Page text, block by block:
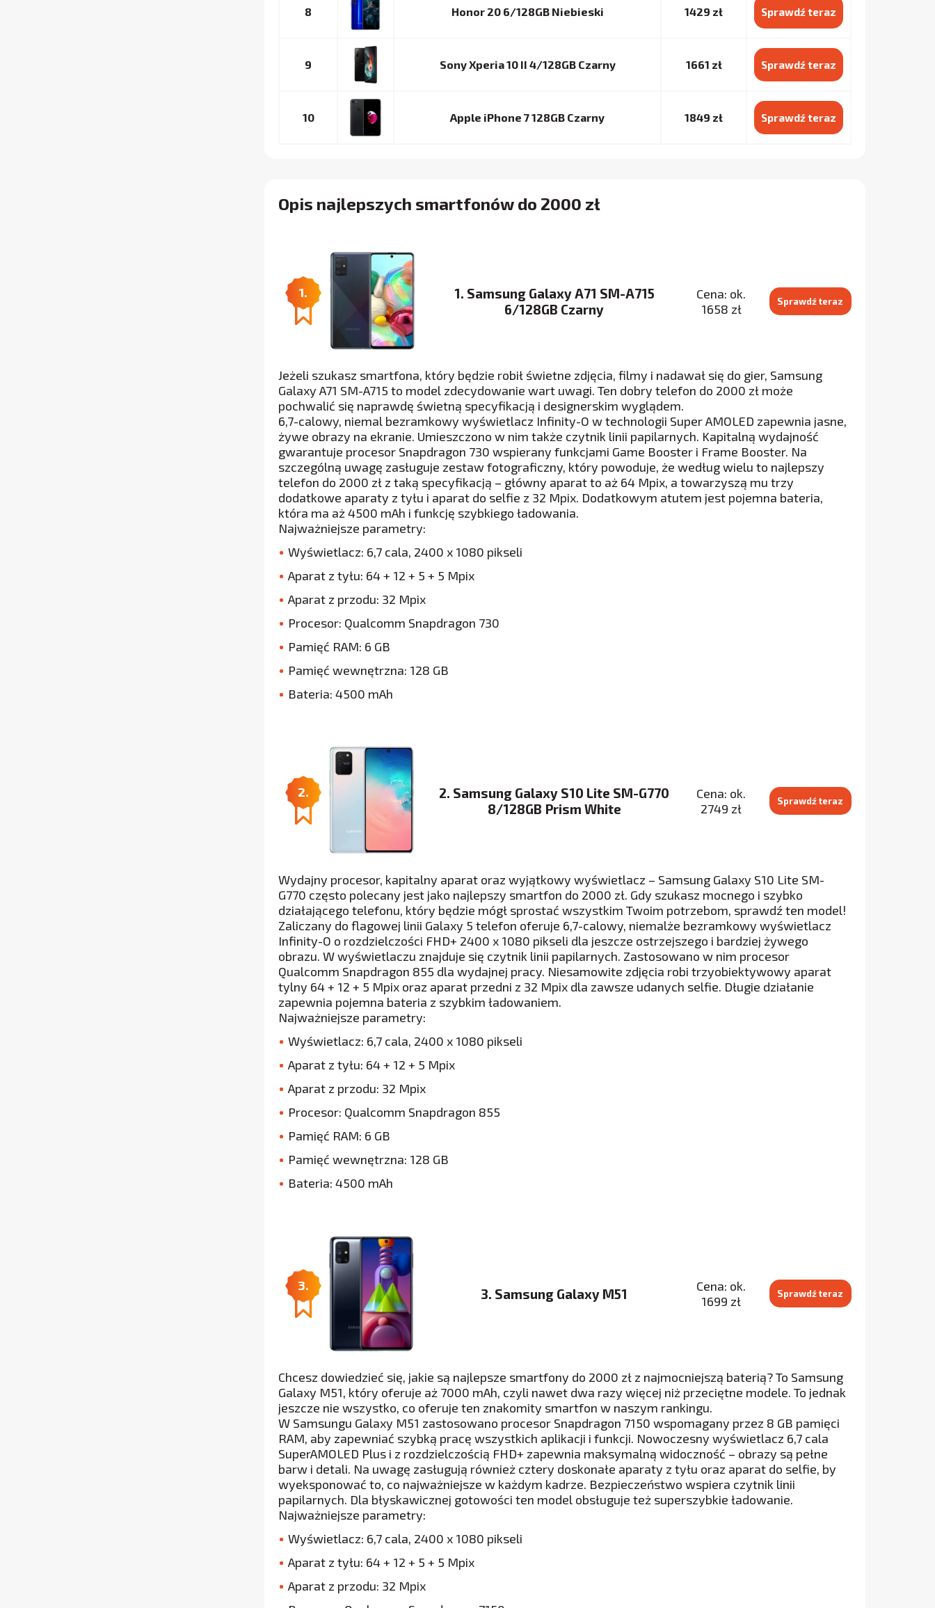
8 Honor 20 6/128GB Niebieski 1429 zł Sprawdź teraz
9 Sony Xperia 10 II 4/128GB Czarny 1661 zł Sprawdź teraz
10 Apple iPhone 7 128GB Czarny 1849 zł Sprawdź teraz
Opis najlepszych smartfonów do 2000 zł
1.
1. Samsung Galaxy A71 SM-A715
6/128GB Czarny
Cena: ok.
1658 zł
Sprawdź teraz
Jeżeli szukasz smartfona, który będzie robił świetne zdjęcia, filmy i nadawał się do gier, Samsung
Galaxy A71 SM-A715 to model zdecydowanie wart uwagi. Ten dobry telefon do 2000 zł może
pochwalić się naprawdę świetną specyfikacją i designerskim wyglądem.
6,7-calowy, niemal bezramkowy wyświetlacz Infinity-O w technologii Super AMOLED zapewnia jasne,
żywe obrazy na ekranie. Umieszczono w nim także czytnik linii papilarnych. Kapitalną wydajność
gwarantuje procesor Snapdragon 730 wspierany funkcjami Game Booster i Frame Booster. Na
szczególną uwagę zasługuje zestaw fotograficzny, który powoduje, że według wielu to najlepszy
telefon do 2000 zł z taką specyfikacją – główny aparat to aż 64 Mpix, a towarzyszą mu trzy
dodatkowe aparaty z tyłu i aparat do selfie z 32 Mpix. Dodatkowym atutem jest pojemna bateria,
która ma aż 4500 mAh i funkcję szybkiego ładowania.
Najważniejsze parametry:
Wyświetlacz: 6,7 cala, 2400 x 1080 pikseli
Aparat z tyłu: 64 + 12 + 5 + 5 Mpix
Aparat z przodu: 32 Mpix
Procesor: Qualcomm Snapdragon 730
Pamięć RAM: 6 GB
Pamięć wewnętrzna: 128 GB
Bateria: 4500 mAh
2.
2. Samsung Galaxy S10 Lite SM-G770
8/128GB Prism White
Cena: ok.
2749 zł
Sprawdź teraz
Wydajny procesor, kapitalny aparat oraz wyjątkowy wyświetlacz – Samsung Galaxy S10 Lite SM-
G770 często polecany jest jako najlepszy smartfon do 2000 zł. Gdy szukasz mocnego i szybko
działającego telefonu, który będzie mógł sprostać wszystkim Twoim potrzebom, sprawdź ten model!
Zaliczany do flagowej linii Galaxy 5 telefon oferuje 6,7-calowy, niemalże bezramkowy wyświetlacz
Infinity-O o rozdzielczości FHD+ 2400 x 1080 pikseli dla jeszcze ostrzejszego i bardziej żywego
obrazu. W wyświetlaczu znajduje się czytnik linii papilarnych. Zastosowano w nim procesor
Qualcomm Snapdragon 855 dla wydajnej pracy. Niesamowite zdjęcia robi trzyobiektywowy aparat
tylny 64 + 12 + 5 Mpix oraz aparat przedni z 32 Mpix dla zawsze udanych selfie. Długie działanie
zapewnia pojemna bateria z szybkim ładowaniem.
Najważniejsze parametry:
Wyświetlacz: 6,7 cala, 2400 x 1080 pikseli
Aparat z tyłu: 64 + 12 + 5 Mpix
Aparat z przodu: 32 Mpix
Procesor: Qualcomm Snapdragon 855
Pamięć RAM: 6 GB
Pamięć wewnętrzna: 128 GB
Bateria: 4500 mAh
3.
3. Samsung Galaxy M51
Cena: ok.
1699 zł
Sprawdź teraz
Chcesz dowiedzieć się, jakie są najlepsze smartfony do 2000 zł z najmocniejszą baterią? To Samsung
Galaxy M51, który oferuje aż 7000 mAh, czyli nawet dwa razy więcej niż przeciętne modele. To jednak
jeszcze nie wszystko, co oferuje ten znakomity smartfon w naszym rankingu.
W Samsungu Galaxy M51 zastosowano procesor Snapdragon 7150 wspomagany przez 8 GB pamięci
RAM, aby zapewniać szybką pracę wszystkich aplikacji i funkcji. Nowoczesny wyświetlacz 6,7 cala
SuperAMOLED Plus i z rozdzielczością FHD+ zapewnia maksymalną widoczność – obrazy są pełne
barw i detali. Na uwagę zasługują również cztery doskonałe aparaty z tyłu oraz aparat do selfie, by
wyeksponować to, co najważniejsze w każdym kadrze. Bezpieczeństwo wspiera czytnik linii
papilarnych. Dla błyskawicznej gotowości ten model obsługuje też superszybkie ładowanie.
Najważniejsze parametry:
Wyświetlacz: 6,7 cala, 2400 x 1080 pikseli
Aparat z tyłu: 64 + 12 + 5 + 5 Mpix
Aparat z przodu: 32 Mpix